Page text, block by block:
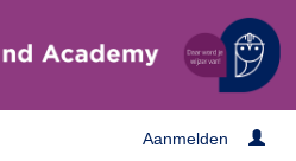
Aanmelden